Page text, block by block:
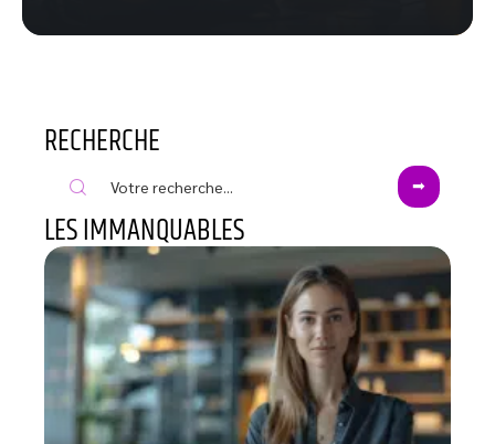
RECHERCHE
LES IMMANQUABLES